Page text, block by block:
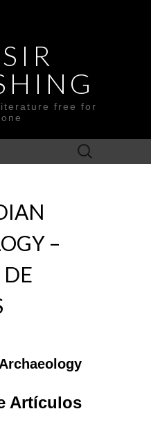
free for
Search
for:
–
Artículos